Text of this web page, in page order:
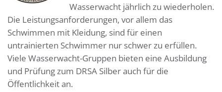
Wasserwacht jährlich zu wiederholen.
Die Leistungsanforderungen, vor allem das
Schwimmen mit Kleidung, sind für einen
untrainierten Schwimmer nur schwer zu erfüllen.
Viele Wasserwacht-Gruppen bieten eine Ausbildung
und Prüfung zum DRSA Silber auch für die
Öffentlichkeit an.